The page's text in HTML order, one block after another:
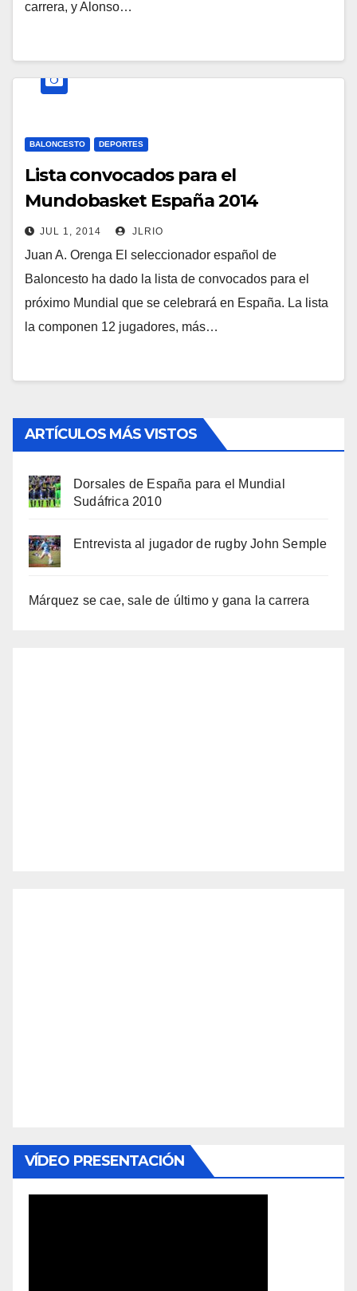
carrera, y Alonso…
BALONCESTO DEPORTES
Lista convocados para el
Mundobasket España 2014
JUL 1, 2014 JLRIO
Juan A. Orenga El seleccionador español de
Baloncesto ha dado la lista de convocados para el
próximo Mundial que se celebrará en España. La lista
la componen 12 jugadores, más…
ARTÍCULOS MÁS VISTOS
Dorsales de España para el Mundial
Sudáfrica 2010
Entrevista al jugador de rugby John Semple
Márquez se cae, sale de último y gana la carrera
VÍDEO PRESENTACIÓN